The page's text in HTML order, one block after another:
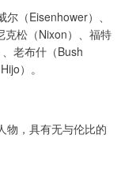
（Eisenhower）、
克松（Nixon）、福特
老布什（Bush
）。
物，具有无与伦比的